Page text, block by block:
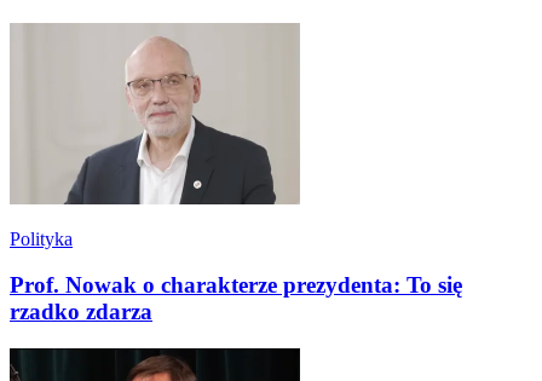
Polityka
Prof. Nowak o charakterze prezydenta: To się
rzadko zdarza